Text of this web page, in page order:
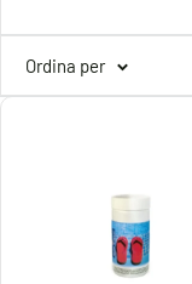
Ordina per